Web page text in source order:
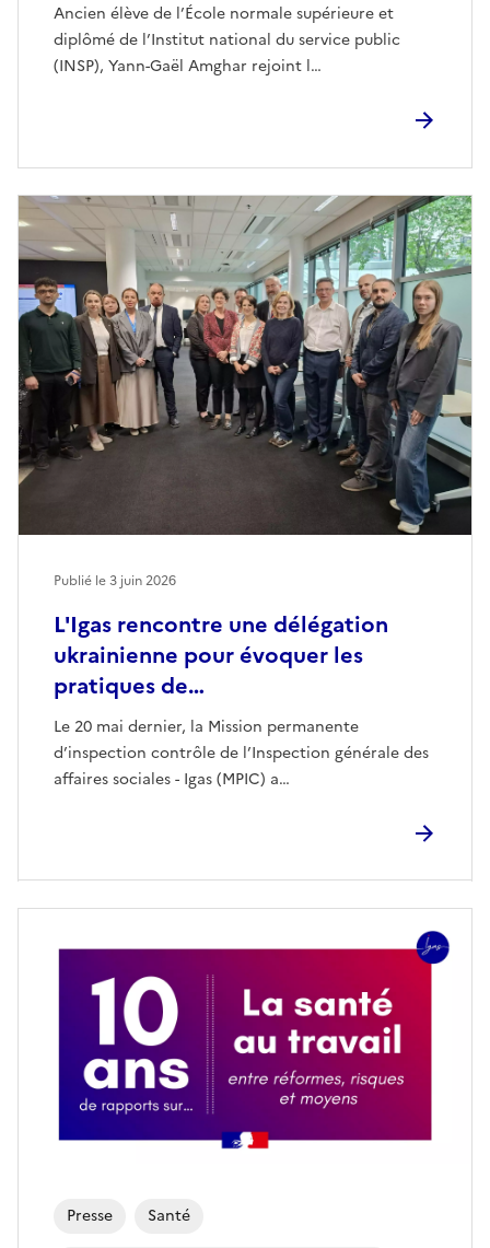
Ancien élève de l’École normale supérieure et
diplômé de l’Institut national du service public
(INSP), Yann-Gaël Amghar rejoint l…
L'Igas rencontre une délégation
ukrainienne pour évoquer les
pratiques de…
Le 20 mai dernier, la Mission permanente
d’inspection contrôle de l’Inspection générale des
affaires sociales - Igas (MPIC) a…
Publié le3 juin 2026
Presse Santé